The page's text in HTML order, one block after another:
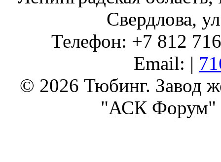
Свердлова,
Телефон: +7 812
Email: |
© 2026 Тюбинг. Завод
"АСК Форум"